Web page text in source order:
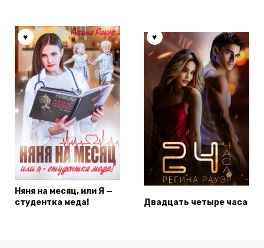
Няня на месяц, или Я —
студентка меда!
Двадцать четыре часа